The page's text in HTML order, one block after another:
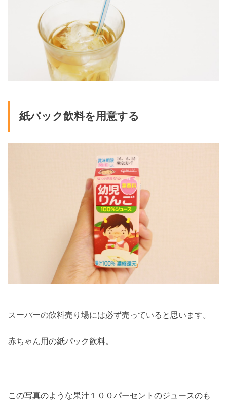
紙パック飲料を用意する
スーパーの飲料売り場には必ず売っていると思います。
赤ちゃん用の紙パック飲料。
この写真のような果汁１００パーセントのジュースのも